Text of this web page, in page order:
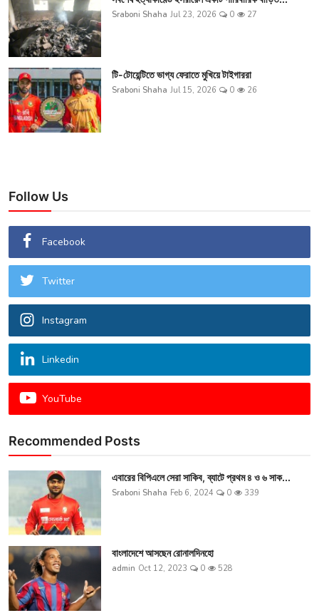
Sraboni Shaha Jul 23, 2026 0 27
টি-টোয়েন্টিতে ভাগ্য ফেরাতে মুখিয়ে টাইগাররা
Sraboni Shaha Jul 15, 2026 0 26
Follow Us
Facebook
Twitter
Instagram
Linkedin
YouTube
Recommended Posts
এবারের বিপিএলে সেরা সাকিব, ব্যাটে প্রথম ৪ ও ৬ সাক...
Sraboni Shaha Feb 6, 2024 0 339
বাংলাদেশে আসছেন রোনালদিনহো
admin Oct 12, 2023 0 528